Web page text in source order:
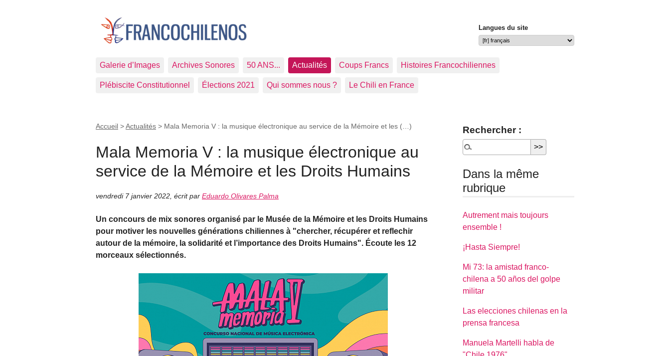
Langues du site
Galerie d’Images Archives Sonores 50 ANS... Actualités Coups Francs Histoires Francochiliennes
Plébiscite Constitutionnel Élections 2021 Qui sommes nous ? Le Chili en France
Accueil >Actualités > Mala Memoria V : la musique électronique au service de la Mémoire et les (…)
Mala Memoria V : la musique électronique au
service de la Mémoire et les Droits Humains
vendredi 7 janvier 2022 écrit par Eduardo Olivares Palma
Un concours de mix sonores organisé par le Musée de la Mémoire et les Droits Humains
pour motiver les nouvelles générations chiliennes à "chercher, récupérer et reflechir
autour de la mémoire, la solidarité et l’importance des Droits Humains". Écoute les 12
morceaux sélectionnés.
Rechercher :
Dans la même
rubrique
Autrement mais toujours
ensemble !
¡Hasta Siempre!
Mi 73: la amistad franco-
chilena a 50 años del golpe
militar
Las elecciones chilenas en la
prensa francesa
Manuela Martelli habla de